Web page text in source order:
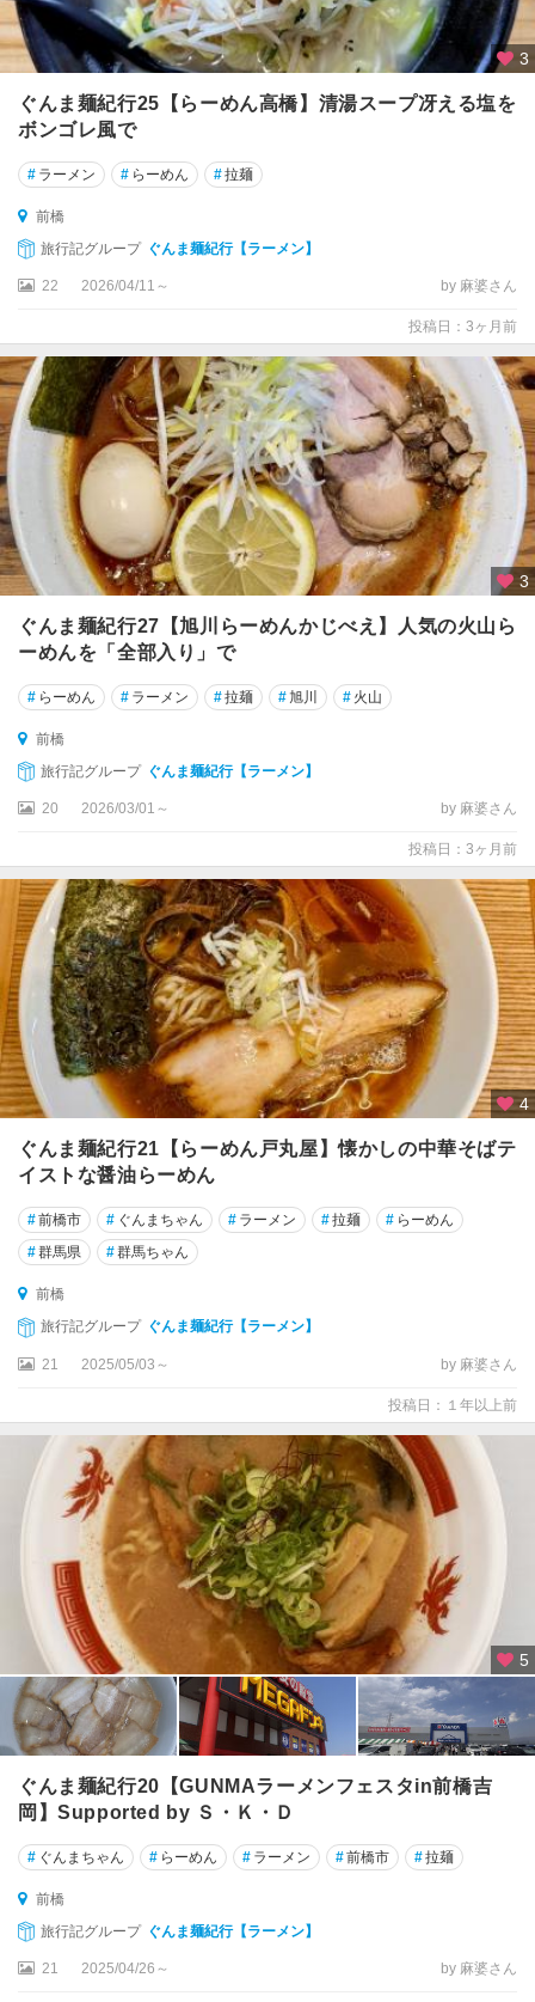
品
・
尾
水
上
・
猿
ヶ
京
3
ぐんま麺紀行25【らーめん高橋】清湯スープ冴える塩を
ボンゴレ風で
# ラーメン # らーめん #拉麺
前橋
旅行記グループ ぐんま麺紀行【ラーメン】
22 2026/04/11～ by 麻婆さん
投稿日：3ヶ月前
3
ぐんま麺紀行27【旭川らーめんかじべえ】人気の火山ら
ーめんを「全部入り」で
# らーめん # ラーメン #拉麺 #旭川 # 火山
前橋
旅行記グループ ぐんま麺紀行【ラーメン】
20 2026/03/01～ by 麻婆さん
投稿日：3ヶ月前
4
ぐんま麺紀行21【らーめん戸丸屋】懐かしの中華そばテ
イストな醤油らーめん
#前橋市 # ぐんまちゃん # ラーメン #拉麺 # らーめん
#群馬県 #群馬ちゃん
前橋
旅行記グループ ぐんま麺紀行【ラーメン】
21 2025/05/03～ by 麻婆さん
投稿日：１年以上前
5
ぐんま麺紀行20【GUNMAラーメンフェスタin前橋吉
岡】Supported by Ｓ・Ｋ・Ｄ
# ぐんまちゃん # らーめん # ラーメン #前橋市 #拉麺
前橋
旅行記グループ ぐんま麺紀行【ラーメン】
21 2025/04/26～ by 麻婆さん